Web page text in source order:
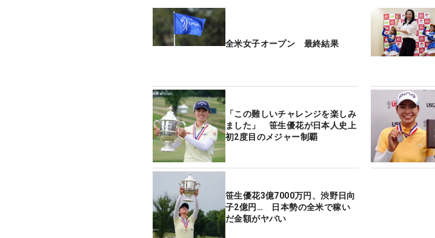
全米女子オープン 最終結果
「この難しいチャレンジを楽しみ
ました」 笹生優花が日本人史上
初2度目のメジャー制覇
笹生優花3億7000万円、渋野日向
子2億円… 日本勢の全米で稼い
だ金額がヤバい